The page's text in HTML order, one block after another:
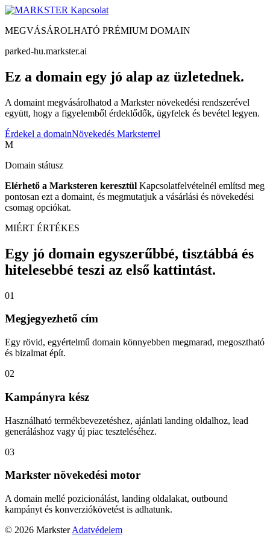
Kapcsolat
MEGVÁSÁROLHATÓ PRÉMIUM DOMAIN
parked-hu.markster.ai
Ez a domain egy jó alap az üzletednek.
A domaint megvásárolhatod a Markster növekedési rendszerével
együtt, hogy a figyelemből érdeklődők, ügyfelek és bevétel legyen.
Érdekel a domainNövekedés Marksterrel
M
Domain státusz
Elérhető a Marksteren keresztül Kapcsolatfelvételnél említsd meg
pontosan ezt a domaint, és megmutatjuk a vásárlási és növekedési
csomag opciókat.
MIÉRT ÉRTÉKES
Egy jó domain egyszerűbbé, tisztábbá és
hitelesebbé teszi az első kattintást.
01
Megjegyezhető cím
Egy rövid, egyértelmű domain könnyebben megmarad, megosztható
és bizalmat épít.
02
Kampányra kész
Használható termékbevezetéshez, ajánlati landing oldalhoz, lead
generáláshoz vagy új piac teszteléséhez.
03
Markster növekedési motor
A domain mellé pozicionálást, landing oldalakat, outbound
kampányt és konverziókövetést is adhatunk.
© 2026 Markster Adatvédelem